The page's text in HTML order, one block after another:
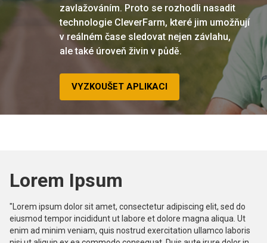
zavlažováním. Proto se rozhodli nasadit
technologie CleverFarm, které jim umožňují
v reálném čase sledovat nejen závlahu,
ale také úroveň živin v půdě.
VYZKOUŠET APLIKACI
Lorem Ipsum
"Lorem ipsum dolor sit amet, consectetur adipiscing elit, sed do
eiusmod tempor incididunt ut labore et dolore magna aliqua. Ut
enim ad minim veniam, quis nostrud exercitation ullamco laboris